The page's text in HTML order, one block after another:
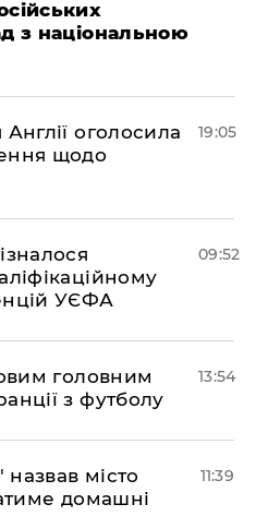
з національною
оголосила
щодо
19:05
УЄФА
09:52
головним
з футболу
13:54
місто
домашні
11:39